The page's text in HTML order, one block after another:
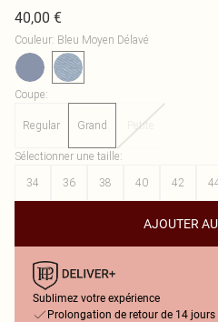
40,00 €
Couleur: Bleu Moyen Délavé
Coupe:
Regular Grand Petite
Sélectionner une taille:
34
36 38 40 42
AJOUTER
Sublimez votre expérience
Prolongation de retour de 14 jours